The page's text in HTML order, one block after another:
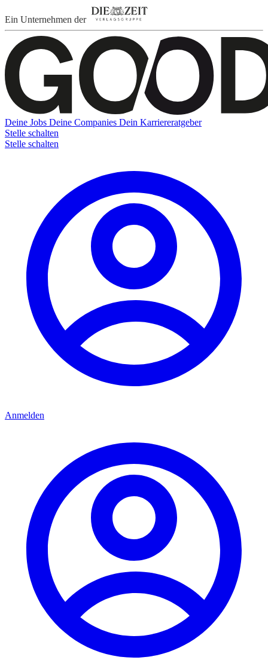
Ein Unternehmen der
Deine Jobs Deine Companies Dein Karriereratgeber
Stelle schalten
Stelle schalten
Anmelden